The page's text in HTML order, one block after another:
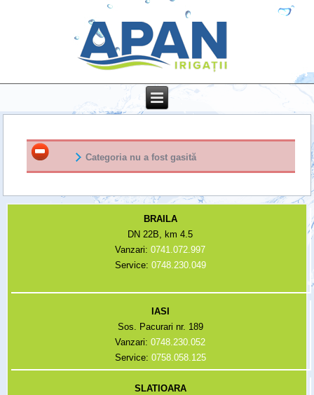
Categoria nu a fost gasită
BRAILA
DN 22B, km 4.5
Vanzari:0741.072.997
Service: 0748.230.049
IASI
Sos. Pacurari nr. 189
Vanzari:0748.230.052
Service: 0758.058.125
SLATIOARA